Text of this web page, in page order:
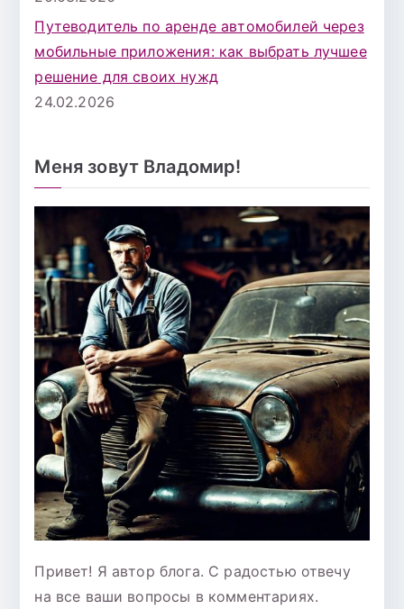
Путеводитель по аренде автомобилей через
мобильные приложения: как выбрать лучшее
решение для своих нужд
24.02.2026
Меня зовут Владомир!
Привет! Я автор блога. С радостью отвечу
на все ваши вопросы в комментариях.